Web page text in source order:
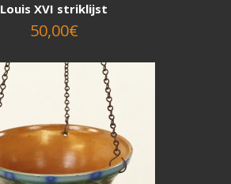
Louis XVI striklijst
50,00€